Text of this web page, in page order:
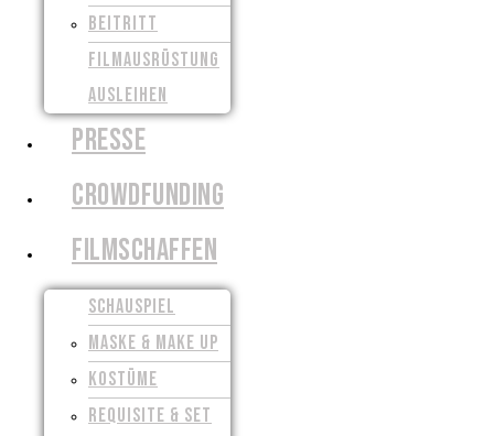
BEITRITT
FILMAUSRÜSTUNG
AUSLEIHEN
PRESSE
CROWDFUNDING
FILMSCHAFFEN
SCHAUSPIEL
MASKE & MAKE UP
KOSTÜME
REQUISITE & SET